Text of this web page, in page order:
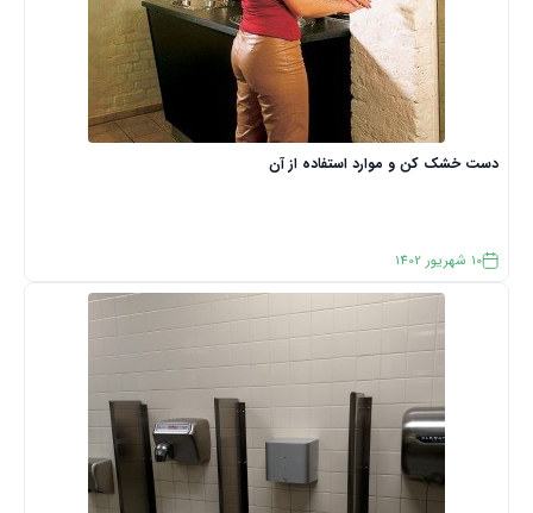
دست خشک کن و موارد استفاده از آن
10 شهریور 1402